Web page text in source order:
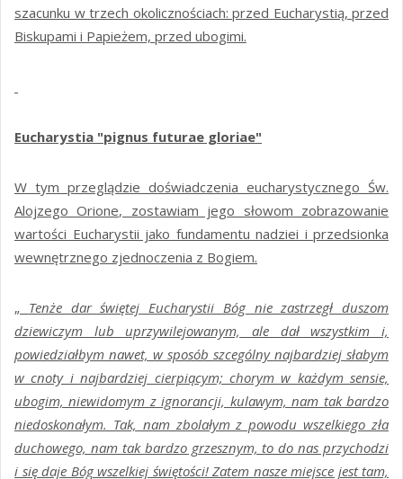
szacunku w trzech okolicznościach: przed Eucharystią, przed
Biskupami i Papieżem, przed ubogimi.
Eucharystia "pignus futurae gloriae"
W tym przeglądzie doświadczenia eucharystycznego Św.
Alojzego Orione, zostawiam jego słowom zobrazowanie
wartości Eucharystii jako fundamentu nadziei i przedsionka
wewnętrznego zjednoczenia z Bogiem.
„ Tenże dar świętej Eucharystii Bóg nie zastrzegł duszom
dziewiczym lub uprzywilejowanym, ale dał wszystkim i,
powiedziałbym nawet, w sposób szcególny najbardziej słabym
w cnoty i najbardziej cierpiącym; chorym w każdym sensie,
ubogim, niewidomym z ignorancji, kulawym, nam tak bardzo
niedoskonałym. Tak, nam zbolałym z powodu wszelkiego zła
duchowego, nam tak bardzo grzesznym, to do nas przychodzi
i się daje Bóg wszelkiej świętości! Zatem nasze miejsce jest tam,